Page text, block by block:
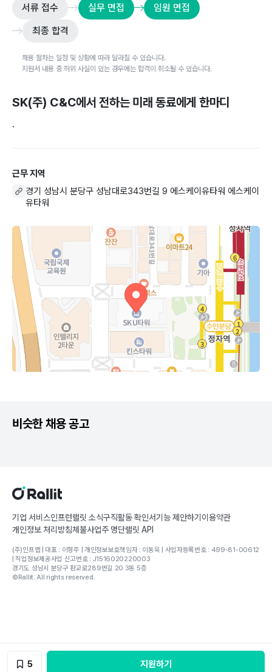
서류 접수 실무 면접
임원 면접
최종 합격
채용 절차는 일정 및 상황에 따라 달라질 수 있습니다.
지원서 내용 중 허위 사실이 있는 경우에는 합격이 취소될 수 있습니다.
SK(주) C&C에서 전하는 미래 동료에게 한마디
.
근무 지역
경기 성남시 분당구 성남대로343번길 9 에스케이유타워 에스케이
유타워
5 지원하기
비슷한 채용 공고
기업 서비스인프런랠릿 소식구직활동 확인서기능 제안하기 이용약관
개인정보 처리방침체불사업주 명단랠릿 API
(주)인프랩 | 대표 : 이형주 | 개인정보보호책임자 : 이동욱 | 사업자등록번호 : 499-81-00612
| 직업정보제공사업 신고번호 : J1516020220003
경기도 성남시 분당구 판교로289번길 20 3동 5층
©Rallit. All rights reserved.